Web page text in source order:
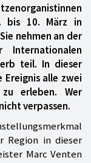
bis 10. März in
nehmen an der
Internationalen
teil. In dieser
alle zwei
erleben. Wer
verpassen.
Region in dieser
Marc Venten